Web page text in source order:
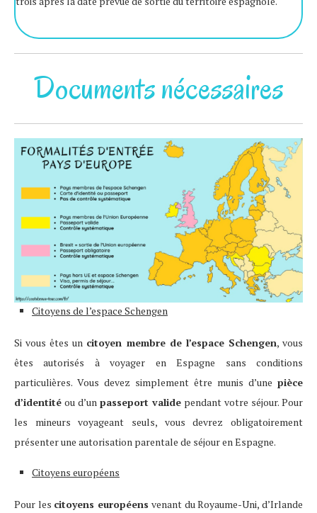
Documents nécessaires
Citoyens de l’espace Schengen
Si vous êtes un citoyen membre de l’espace Schengen, vous
êtes autorisés à voyager en Espagne sans conditions
particulières. Vous devez simplement être munis d’une pièce
d’identité ou d’un passeport valide pendant votre séjour. Pour
les mineurs voyageant seuls, vous devrez obligatoirement
présenter une autorisation parentale de séjour en Espagne.
Citoyens européens
Pour les citoyens européens venant du Royaume-Uni, d’Irlande